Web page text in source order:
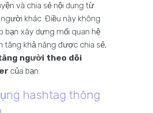
và chia sẻ nội dung từ
khác. Điều này không
bạn xây dựng mối quan hệ
tăng khả năng được chia sẻ,
người theo dõi
của bạn.
hashtag thông